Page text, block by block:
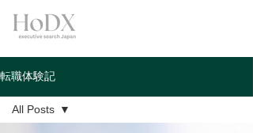
転職体験記
All Posts